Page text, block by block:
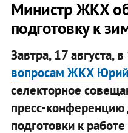
Министр ЖКХ
подготовку к
Завтра, 17 августа,​
вопросам ЖКХ
селекторное
пресс-
подготовки к